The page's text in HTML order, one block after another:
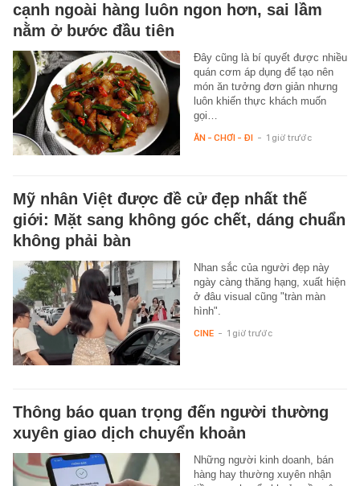
cạnh ngoài hàng luôn ngon hơn, sai lầm
nằm ở bước đầu tiên
Đây cũng là bí quyết được nhiều
quán cơm áp dụng để tạo nên
món ăn tưởng đơn giản nhưng
luôn khiến thực khách muốn
gọi…
ĂN - CHƠI - ĐI - 1 giờ trước
Mỹ nhân Việt được đề cử đẹp nhất thế
giới: Mặt sang không góc chết, dáng chuẩn
không phải bàn
Nhan sắc của người đẹp này
ngày càng thăng hạng, xuất hiện
ở đâu visual cũng "tràn màn
hình".
CINE - 1 giờ trước
Thông báo quan trọng đến người thường
xuyên giao dịch chuyển khoản
Những người kinh doanh, bán
hàng hay thường xuyên nhận